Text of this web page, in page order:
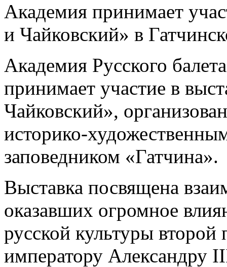
Академия принимает
и Чайковский» в
Академия Русского
принимает участие в
Чайковский»,
историко-
заповедником «Гатчина».
Выставка посвящена
оказавших огромное
русской культуры
императору Александру